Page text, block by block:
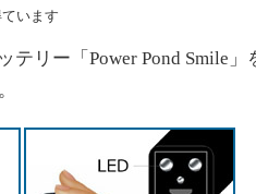
います
リー「Power Pond Smile」